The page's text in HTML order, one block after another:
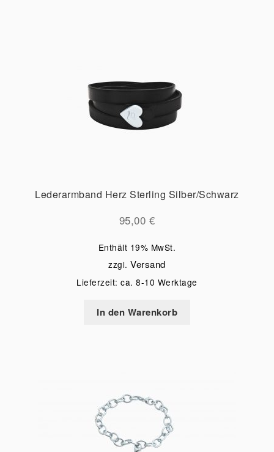
Lederarmband Herz Sterling Silber/Schwarz
95,00 €
Enthält 19% MwSt.
zzgl.Versand
Lieferzeit: ca. 8-10 Werktage
In den Warenkorb